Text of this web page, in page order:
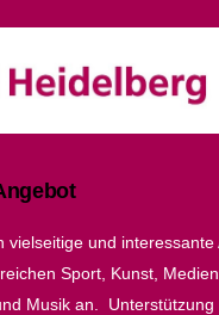
vielseitige und interessante
Sport, Kunst,
Musik an.